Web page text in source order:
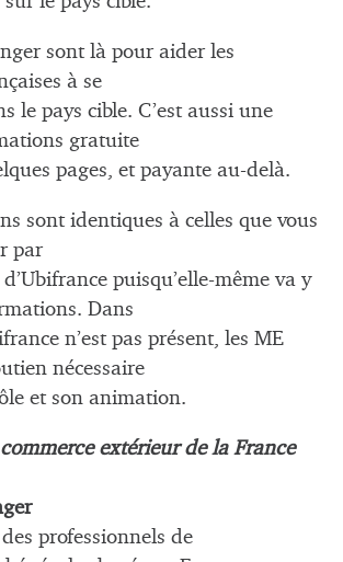
sont là pour aider les
à se
le pays cible. C’est aussi une
gratuite
pages, et payante au-delà.
sont identiques à celles que vous
par
puisqu’elle-même va y
Dans
n’est pas présent, les ME
nécessaire
et son animation.
extérieur de la France
professionnels de